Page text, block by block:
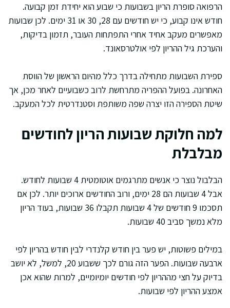
הרפואה סופרת הריון בשבועות כי שבוע הוא יחידת זמן קבועה.
חודש אינו קבוע, כי יש חודשים עם 28, 30 או 31 ימים. לכן שבועות
מאפשרים מעקב אחיד אחרי התפתחות העובר, תזמון בדיקות,
והערכת גיל ההריון לפי אולטרסאונד.
ספירת השבועות מתחילה בדרך כלל מהיום הראשון של הווסת
האחרונה. בפועל ההפריה מתרחשת לרוב כשבועיים לאחר מכן, אך
שיטת הספירה הזו יצרה שפה משותפת וסטנדרטית לכל המעקב.
למה חלוקת שבועות הריון לחודשים
מבלבלת
הבלבול נוצר כי אנשים מתרגמים אוטומטית 4 שבועות לחודש.
אבל 4 שבועות הם 28 ימים, ורוב החודשים ארוכים יותר. לכן אם
תסכמו 9 חודשים של 4 שבועות תקבלו 36 שבועות, בעוד הריון
מלא נמשך סביב 40 שבועות.
במילים פשוטות, יש פער בין חודש קלנדרי לבין חודש בהריון לפי
ארבעה שבועות. הפער הזה גורם לכך ששבוע 20, למשל, לא יושב
בדיוק על חצי מההריון לפי חודשים יומיומיים, למרות שהוא אכן
אמצע ההריון לפי שבועות.